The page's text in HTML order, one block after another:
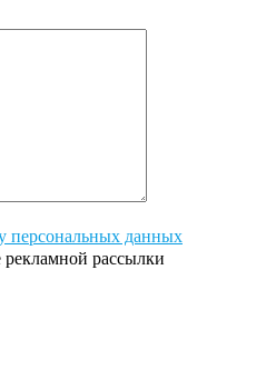
персональных данных
рассылки